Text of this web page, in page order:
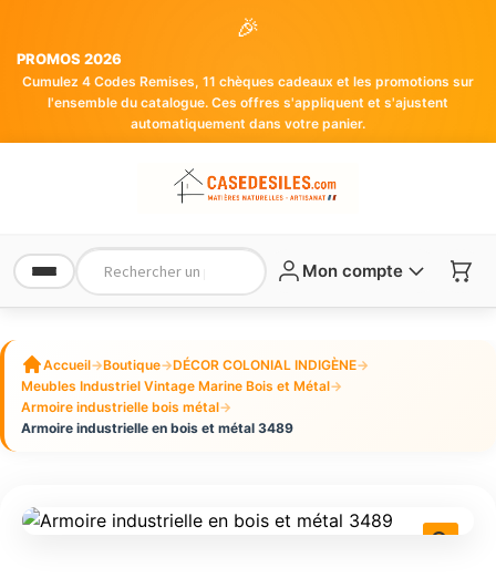
🎉
PROMOS 2026
Cumulez 4 Codes Remises, 11 chèques cadeaux et les promotions sur
l'ensemble du catalogue. Ces offres s'appliquent et s'ajustent
automatiquement dans votre panier.
Mon compte
Accueil→Boutique→DÉCOR COLONIAL INDIGÈNE→
Meubles Industriel Vintage Marine Bois et Métal→
Armoire industrielle bois métal→
Armoire industrielle en bois et métal 3489